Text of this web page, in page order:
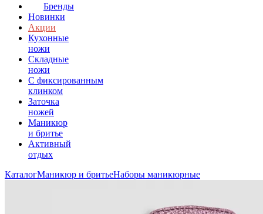
Бренды
Новинки
Акции
Кухонные
ножи
Складные
ножи
C фиксированным
клинком
Заточка
ножей
Маникюр
и бритье
Активный
отдых
КаталогМаникюр и бритьеНаборы маникюрные